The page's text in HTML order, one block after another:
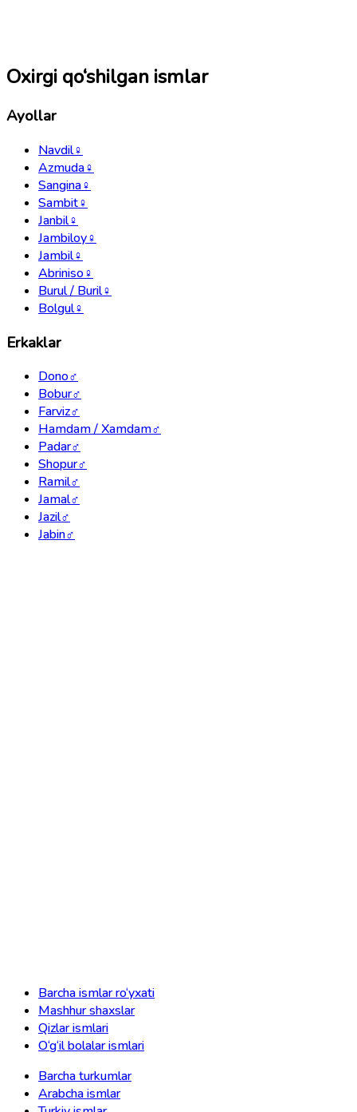
Oxirgi qo‘shilgan ismlar
Ayollar
Navdil♀
Azmuda♀
Sangina♀
Sambit♀
Janbil♀
Jambiloy♀
Jambil♀
Abriniso♀
Burul / Buril♀
Bolgul♀
Erkaklar
Dono♂
Bobur♂
Farviz♂
Hamdam / Xamdam♂
Padar♂
Shopur♂
Ramil♂
Jamal♂
Jazil♂
Jabin♂
Barcha ismlar ro‘yxati
Mashhur shaxslar
Qizlar ismlari
O‘g‘il bolalar ismlari
Barcha turkumlar
Arabcha ismlar